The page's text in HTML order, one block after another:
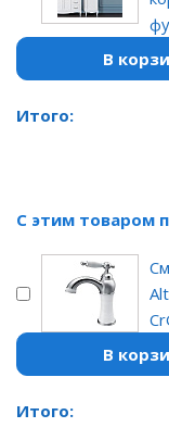
В
Итого:
С этим товаром
В
Итого: